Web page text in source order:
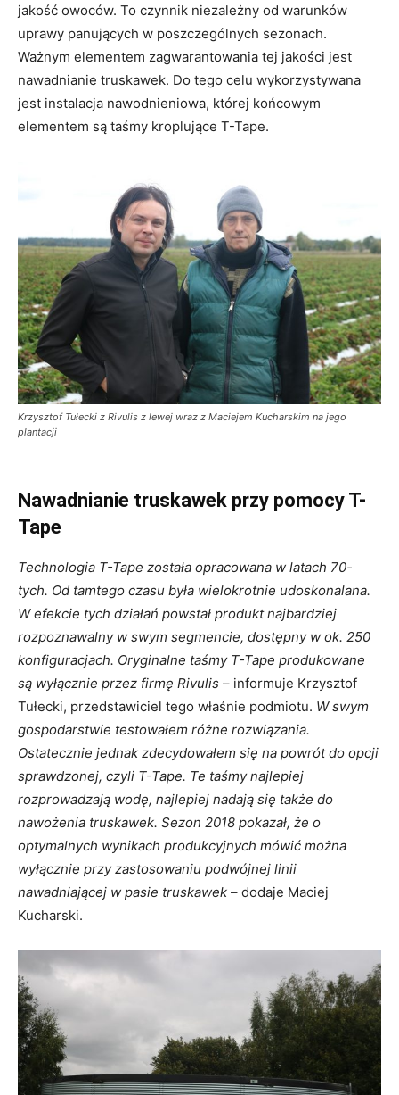
jakość owoców. To czynnik niezależny od warunków
uprawy panujących w poszczególnych sezonach.
Ważnym elementem zagwarantowania tej jakości jest
nawadnianie truskawek. Do tego celu wykorzystywana
jest instalacja nawodnieniowa, której końcowym
elementem są taśmy kroplujące T-Tape.
Krzysztof Tułecki z Rivulis z lewej wraz z Maciejem Kucharskim na jego
plantacji
Nawadnianie truskawek przy pomocy T-
Tape
Technologia T-Tape została opracowana w latach 70-
tych. Od tamtego czasu była wielokrotnie udoskonalana.
W efekcie tych działań powstał produkt najbardziej
rozpoznawalny w swym segmencie, dostępny w ok. 250
konfiguracjach. Oryginalne taśmy T-Tape produkowane
są wyłącznie przez firmę Rivulis – informuje Krzysztof
Tułecki, przedstawiciel tego właśnie podmiotu. W swym
gospodarstwie testowałem różne rozwiązania.
Ostatecznie jednak zdecydowałem się na powrót do opcji
sprawdzonej, czyli T-Tape. Te taśmy najlepiej
rozprowadzają wodę, najlepiej nadają się także do
nawożenia truskawek. Sezon 2018 pokazał, że o
optymalnych wynikach produkcyjnych mówić można
wyłącznie przy zastosowaniu podwójnej linii
nawadniającej w pasie truskawek – dodaje Maciej
Kucharski.